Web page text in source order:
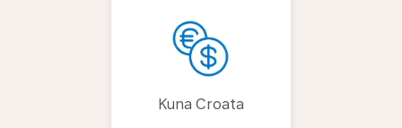
Kuna Croata